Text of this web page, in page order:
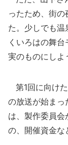
ったため、街
た。少しでも
くいろはの舞
実のものにしよ
第1回に向け
の放送が始まっ
は、製作委員
の、開催資金な